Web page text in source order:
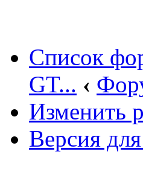
Список
GT... ‹
Изменить
Версия